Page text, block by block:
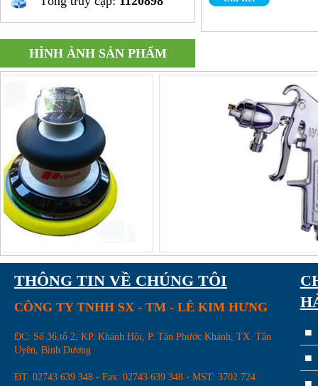
Thước kẹp điện tử
Đầu khoan 3C-W22
HÌNH ẢNH SẢN PHẨM
THÔNG TIN VỀ CHÚNG TÔI
CÔNG TY TNHH SX - TM - LÊ KIM HƯNG
ĐC: Số 36,tổ 2, KP. Khánh Hội, P. Tân Phước Khánh, TX. Tân
Uyên, Bình Dương
ĐT: 02743 639 348 - Fax: 02743 639 348 - MST: 3702 724